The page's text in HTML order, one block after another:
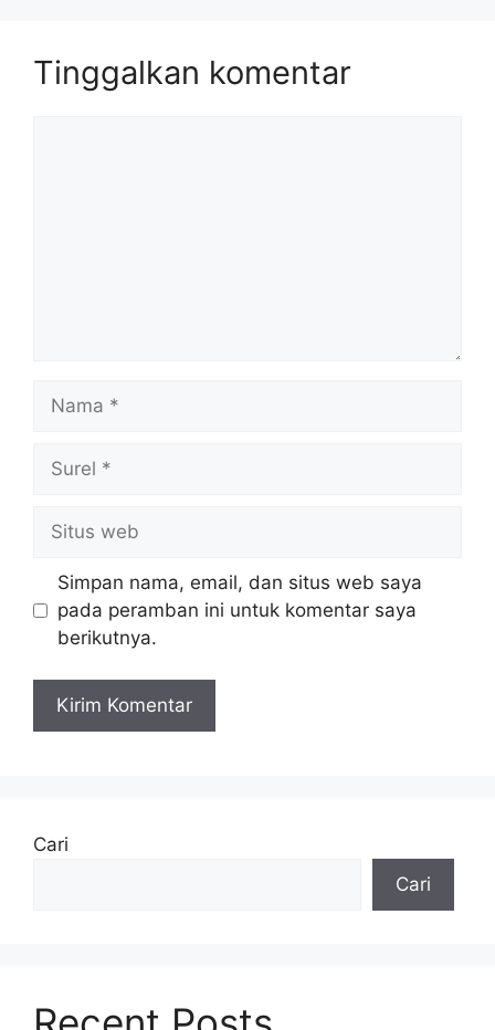
Tinggalkan komentar
web
Simpan nama, email, dan situs web saya
pada peramban ini untuk komentar saya
berikutnya.
Cari
Cari